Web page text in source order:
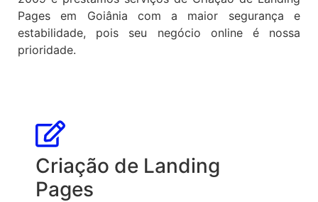
Pages em Goiânia com a maior segurança e
estabilidade, pois seu negócio online é nossa
prioridade.
Criação de Landing
Pages